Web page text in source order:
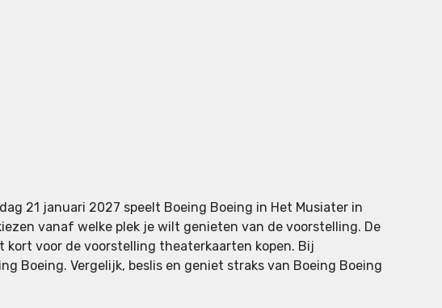
21 januari 2027 speelt Boeing Boeing in Het Musiater in
vanaf welke plek je wilt genieten van de voorstelling. De
kort voor de voorstelling theaterkaarten kopen. Bij
Boeing. Vergelijk, beslis en geniet straks van Boeing Boeing